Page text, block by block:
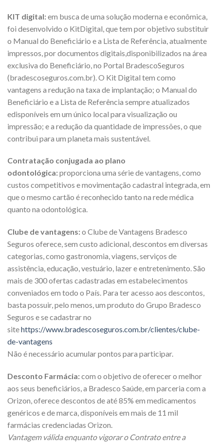
KIT digital:em busca de uma solução moderna e econômica,
foi desenvolvido o KitDigital, que tem por objetivo substituir
o Manual do Beneficiário e a Lista de Referência, atualmente
impressos, por documentos digitais,disponibilizados na área
exclusiva do Beneficiário, no Portal BradescoSeguros
(bradescoseguros.com.br). O Kit Digital tem como
vantagens a redução na taxa de implantação; o Manual do
Beneficiário e a Lista de Referência sempre atualizados
edisponíveis em um único local para visualização ou
impressão; e a redução da quantidade de impressões, o que
contribui para um planeta mais sustentável.
Contratação conjugada ao plano
odontológica:proporciona uma série de vantagens, como
custos competitivos e movimentação cadastral integrada, em
que o mesmo cartão é reconhecido tanto na rede médica
quanto na odontológica.
Clube de vantagens:o Clube de Vantagens Bradesco
Seguros oferece, sem custo adicional, descontos em diversas
categorias, como gastronomia, viagens, serviços de
assistência, educação, vestuário, lazer e entretenimento. São
mais de 300 ofertas cadastradas em estabelecimentos
conveniados em todo o País. Para ter acesso aos descontos,
basta possuir, pelo menos, um produto do Grupo Bradesco
Seguros e se cadastrar no
sitehttps://www.bradescoseguros.com.br/clientes/clube-
de-vantagens
Não é necessário acumular pontos para participar.
Desconto Farmácia:com o objetivo de oferecer o melhor
aos seus beneficiários, a Bradesco Saúde, em parceria com a
Orizon, oferece descontos de até 85% em medicamentos
genéricos e de marca, disponíveis em mais de 11 mil
farmácias credenciadas Orizon.
Vantagem válida enquanto vigorar o Contrato entre a